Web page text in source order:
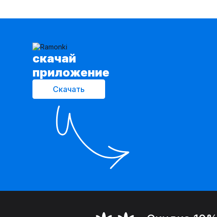
cкачай
приложение
Скачать